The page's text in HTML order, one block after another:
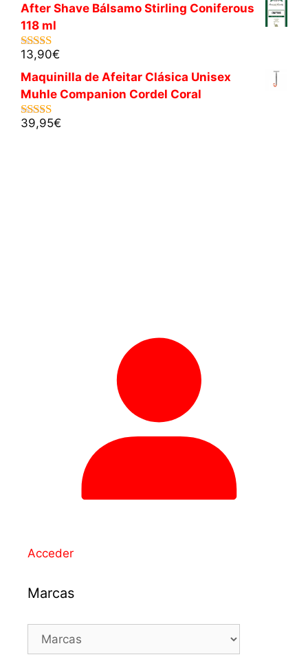
After Shave Bálsamo Stirling Coniferous
118 ml
5.00de 5
13,90€
Maquinilla de Afeitar Clásica Unisex
Muhle Companion Cordel Coral
5.00de 5
39,95€
Acceder
Marcas